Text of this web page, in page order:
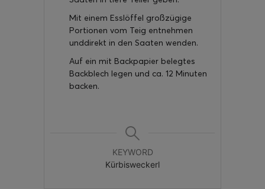
Mit einem Esslöffel großzügige
Portionen vom Teig entnehmen
unddirekt in den Saaten wenden.
Auf ein mit Backpapier belegtes
Backblech legen und ca. 12 Minuten
backen.
KEYWORD
Kürbisweckerl